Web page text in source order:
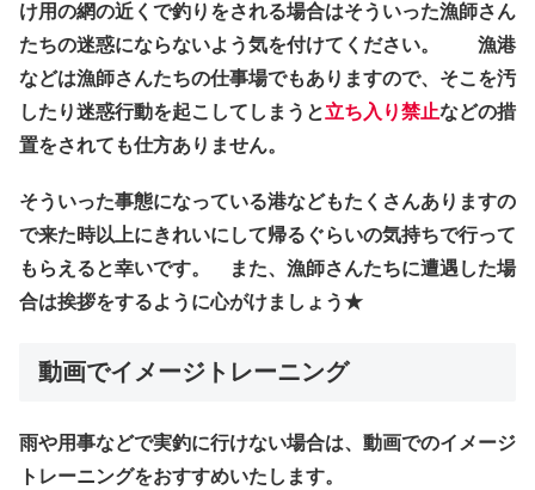
け用の網の近くで釣りをされる場合はそういった漁師さん
たちの迷惑にならないよう気を付けてください。 漁港
などは漁師さんたちの仕事場でもありますので、そこを汚
したり迷惑行動を起こしてしまうと立ち入り禁止などの措
置をされても仕方ありません。
そういった事態になっている港などもたくさんありますの
で来た時以上にきれいにして帰るぐらいの気持ちで行って
もらえると幸いです。 また、漁師さんたちに遭遇した場
合は挨拶をするように心がけましょう★
動画でイメージトレーニング
雨や用事などで実釣に行けない場合は、動画でのイメージ
トレーニングをおすすめいたします。